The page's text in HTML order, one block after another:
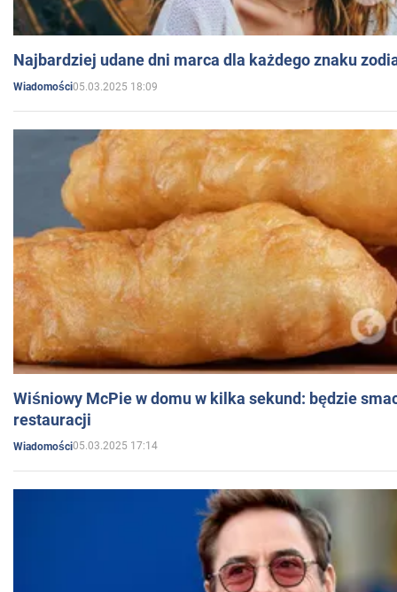
Najbardziej udane dni marca dla każdego znaku
Wiadomości05.03.2025 18:09
Wiśniowy McPie w domu w kilka sekund: będzie
restauracji
Wiadomości05.03.2025 17:14